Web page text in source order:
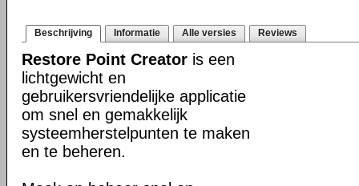
Beschrijving Informatie Alle versies Reviews
Restore Point Creator is een
lichtgewicht en
gebruikersvriendelijke applicatie
om snel en gemakkelijk
systeemherstelpunten te maken
en te beheren.